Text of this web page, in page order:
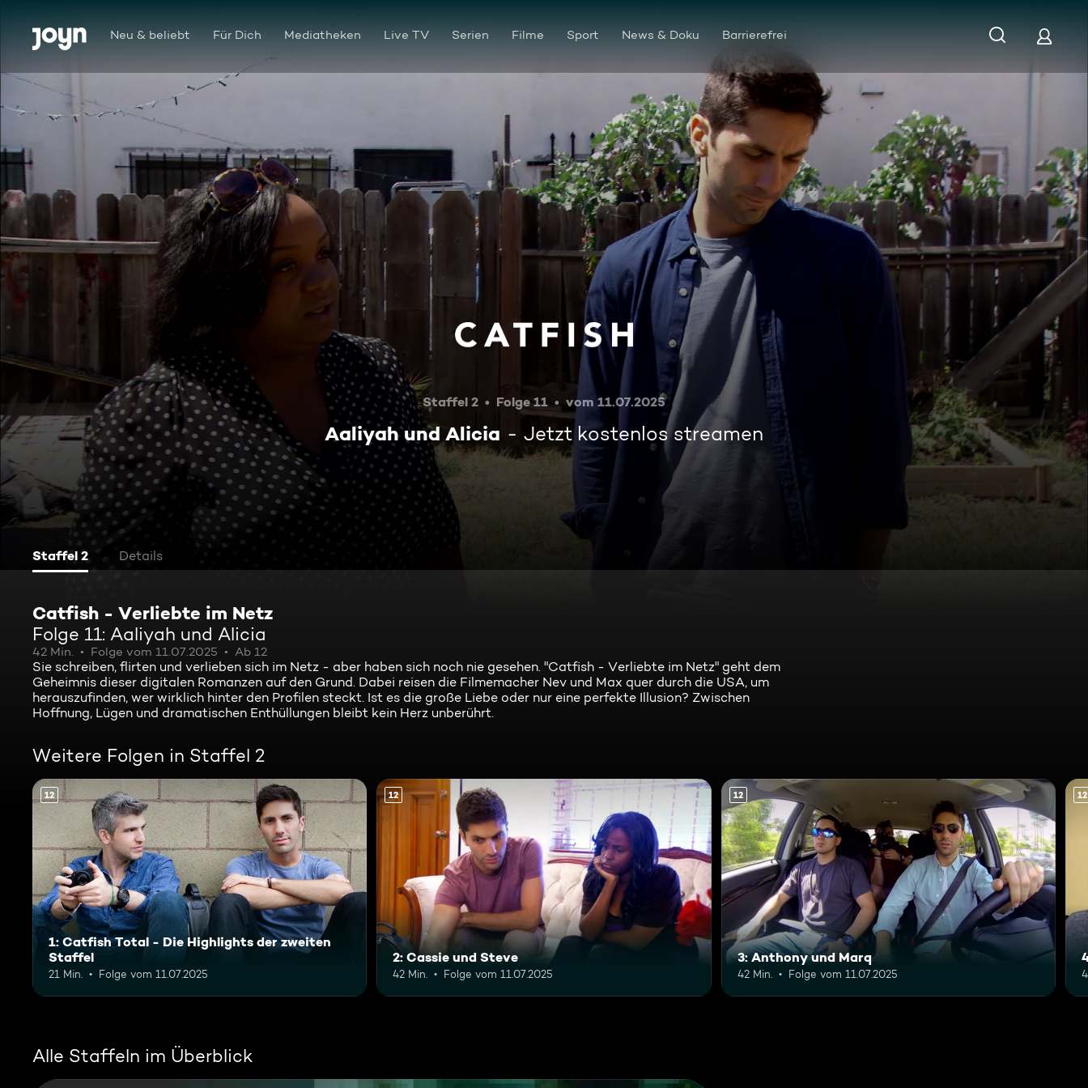
Zum Inhalt springen
Barrierefrei Neu & beliebt Für Dich Mediatheken Live TV Serien Filme Sport News & Doku Barrierefrei
Aaliyah und Alicia
Staffel 2 Folge 11 vom 11.07.2025
Aaliyah und Alicia Jetzt kostenlos streamen
Staffel 2 Details
Catfish - Verliebte im Netz
Folge 11: Aaliyah und Alicia
42 Min. Folge vom 11.07.2025 Ab 12
Sie schreiben, flirten und verlieben sich im Netz - aber haben sich noch nie gesehen. "Catfish - Verliebte im Netz" geht dem
Geheimnis dieser digitalen Romanzen auf den Grund. Dabei reisen die Filmemacher Nev und Max quer durch die USA, um
herauszufinden, wer wirklich hinter den Profilen steckt. Ist es die große Liebe oder nur eine perfekte Illusion? Zwischen
Hoffnung, Lügen und dramatischen Enthüllungen bleibt kein Herz unberührt.
Weitere Folgen in Staffel 2
12
1: Catfish Total - Die Highlights der zweiten
Staffel
21 Min. Folge vom 11.07.2025
12
2: Cassie und Steve
42 Min. Folge vom 11.07.2025
12
3: Anthony und Marq
42 Min. Folge vom 11.07.2025
12
Alle Staffeln im Überblick